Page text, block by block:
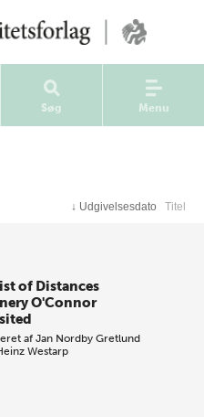
Søg Menu
↓ Udgivelsesdato Titel
of Distances
O'Connor
afJan Nordby Gretlund
Westarp